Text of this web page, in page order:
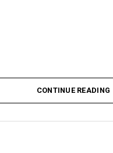
CONTINUE READING